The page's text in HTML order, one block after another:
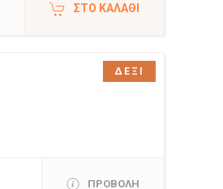
ΣΤΟ ΚΑΛΆΘΙ
ΠΡΟΒΟΛΗ
ΔΕΞΙ